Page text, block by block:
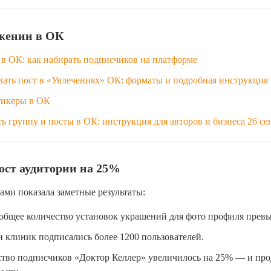
в ОК
ОК: как набирать подписчиков на платформе
пост в «Увлечениях» ОК: форматы и подробная инструкция
в ОК
группу и посты в ОК: инструкция для авторов и бизнеса 26
аудитории на 25%
показала заметные результаты:
количество установок украшений для фото профиля
клиник подписались более 1200 пользователей.
подписчиков «Доктор Келлер» увеличилось на 25% — и